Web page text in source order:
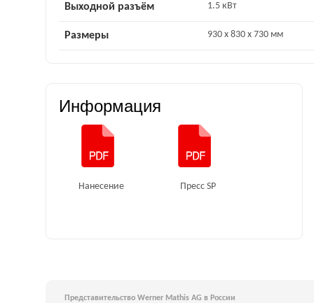
Выходной разъём 1.5 кВт
Размеры 930 x 830 x 730 мм
Информация
Нанесение Пресс SP
Представительство Werner Mathis AG в России